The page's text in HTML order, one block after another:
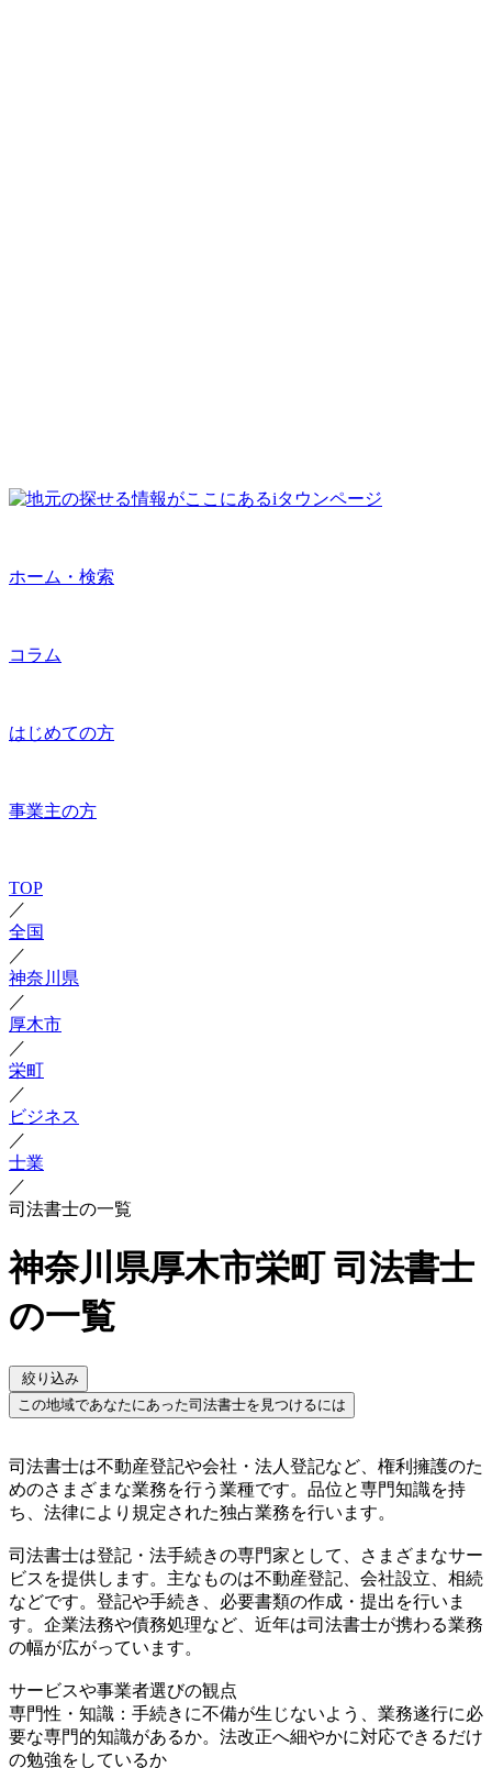
ホーム・検索
コラム
はじめての方
事業主の方
TOP
／
全国
／
神奈川県
／
厚木市
／
栄町
／
ビジネス
／
士業
／
司法書士の一覧
神奈川県厚木市栄町 司法書士
の一覧
絞り込み
この地域であなたにあった司法書士を見つけるには
司法書士は不動産登記や会社・法人登記など、権利擁護のた
めのさまざまな業務を行う業種です。品位と専門知識を持
ち、法律により規定された独占業務を行います。
司法書士は登記・法手続きの専門家として、さまざまなサー
ビスを提供します。主なものは不動産登記、会社設立、相続
などです。登記や手続き、必要書類の作成・提出を行いま
す。企業法務や債務処理など、近年は司法書士が携わる業務
の幅が広がっています。
サービスや事業者選びの観点
専門性・知識：手続きに不備が生じないよう、業務遂行に必
要な専門的知識があるか。法改正へ細やかに対応できるだけ
の勉強をしているか